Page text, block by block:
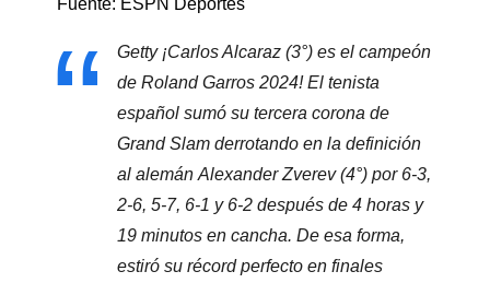
Getty ¡Carlos Alcaraz (3°) es el campeón
de Roland Garros 2024! El tenista
español sumó su tercera corona de
Grand Slam derrotando en la definición
al alemán Alexander Zverev (4°) por 6-3,
2-6, 5-7, 6-1 y 6-2 después de 4 horas y
19 minutos en cancha. De esa forma,
estiró su récord perfecto en finales